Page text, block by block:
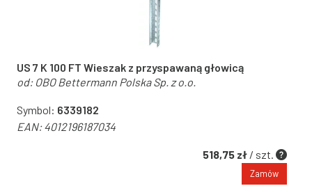
US 7 K 100 FT Wieszak z przyspawaną głowicą
od: OBO Bettermann Polska Sp. z o.o.
Symbol: 6339182
EAN:4012196187034
518,75 zł / szt.
Zamów